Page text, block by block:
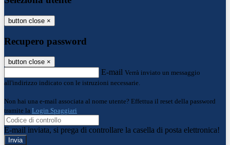
button close ×
Recupero password
button close ×
E-mail Verrà inviato un messaggio
all'indirizzo indicato con le istruzioni necessarie.
Non hai una e-mail associata al nome utente? Effettua il reset della password
tramite la Login Spaggiari
E-mail inviata, si prega di controllare la casella di posta elettronica!